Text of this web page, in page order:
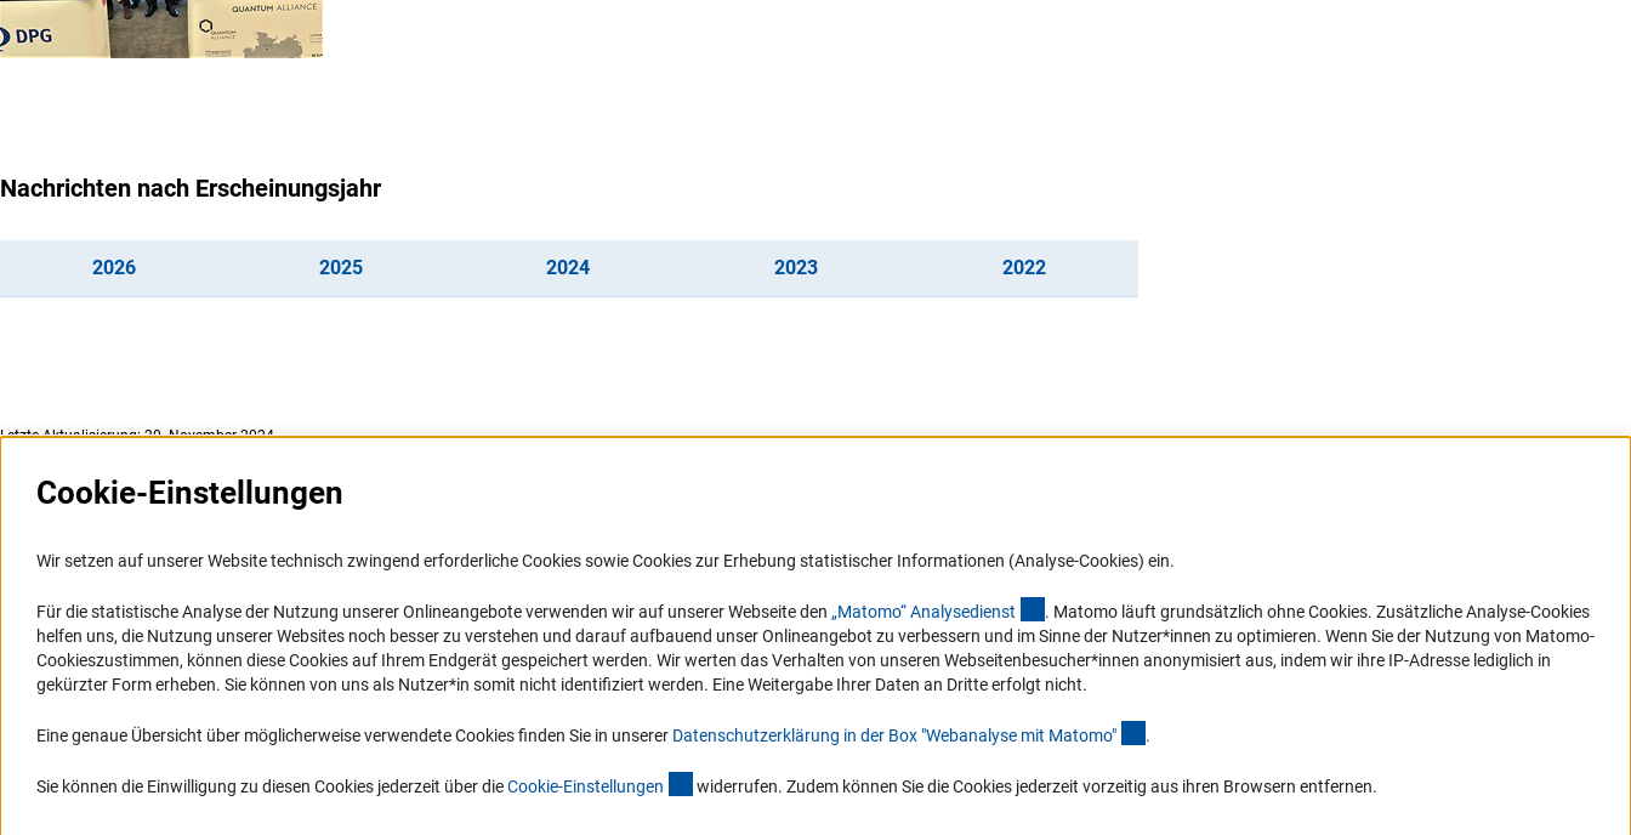
Nachrichten nach Erscheinungsjahr
2026(interner Link) 2025(interner Link) 2024(interner Link) 2023(interner Link) 2022(interner Link)
Letzte Aktualisierung: 20. November 2024
Informationssysteme
Portal Wissenschaftliche Integrität
GEPRIS
GEPRIS historisch
RIsources
FAQ
Karriere
Logo und Corporate Design
Vergabeverfahren
mit Behinderungen
Erklärung zur Barrierefreiheit
Barriere melden
in Ihr Mailpostfach oder schauen Sie sich
die Ausgaben online an.
Zum Newsletter
Cookie-Einstellungen
Wir setzen auf unserer Website technisch zwingend erforderliche Cookies sowie Cookies zur Erhebung statistischer Informationen (Analyse-Cookies) ein.
Für die statistische Analyse der Nutzung unserer Onlineangebote verwenden wir auf unserer Webseite den „Matomo“ Analysedienst (externer Link)
. Matomo läuft grundsätzlich ohne Cookies. Zusätzliche Analyse-Cookies
helfen uns, die Nutzung unserer Websites noch besser zu verstehen und darauf aufbauend unser Onlineangebot zu verbessern und im Sinne der Nutzer*innen zu optimieren. Wenn Sie der Nutzung von Matomo-
Cookieszustimmen, können diese Cookies auf Ihrem Endgerät gespeichert werden. Wir werten das Verhalten von unseren Webseitenbesucher*innen anonymisiert aus, indem wir ihre IP-Adresse lediglich in
gekürzter Form erheben. Sie können von uns als Nutzer*in somit nicht identifiziert werden. Eine Weitergabe Ihrer Daten an Dritte erfolgt nicht.
Eine genaue Übersicht über möglicherweise verwendete Cookies finden Sie in unserer Datenschutzerklärung in der Box "Webanalyse mit Matomo" .
Sie können die Einwilligung zu diesen Cookies jederzeit über dieCookie-Einstellungen (interner Link)
widerrufen. Zudem können Sie die Cookies jederzeit vorzeitig aus ihren Browsern entfernen.